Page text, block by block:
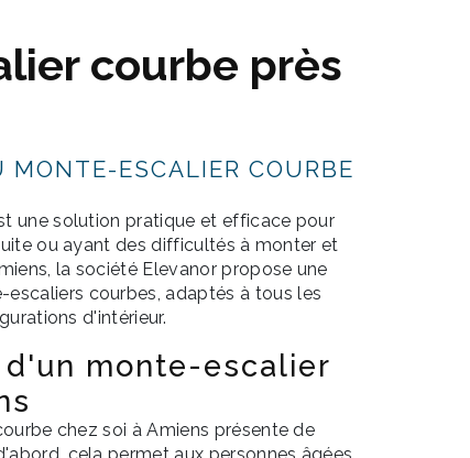
courbe près
ESCALIER COURBE
une solution pratique et efficace pour
ou ayant des difficultés à monter et
la société Elevanor propose une
courbes, adaptés à tous les
d'intérieur.
d'un monte-escalier
chez soi à Amiens présente de